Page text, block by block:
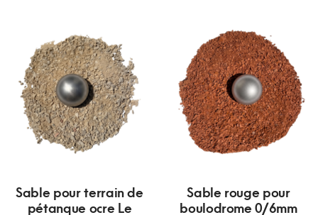
Sable pour terrain de
pétanque ocre Le
Sable rouge pour
boulodrome 0/6mm